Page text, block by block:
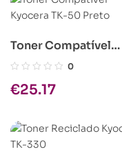
Toner Compatível
Kyocera TK-50 Preto
0
€25.17